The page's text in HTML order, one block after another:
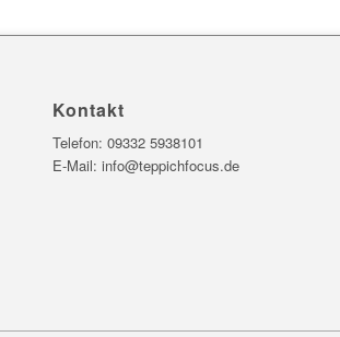
Kontakt
Telefon:09332 5938101
E-Mail:info@teppichfocus.de